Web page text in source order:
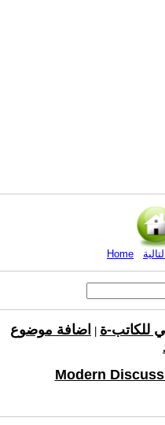
Home
للكاتب-ة
اضافة موضوع
Modern